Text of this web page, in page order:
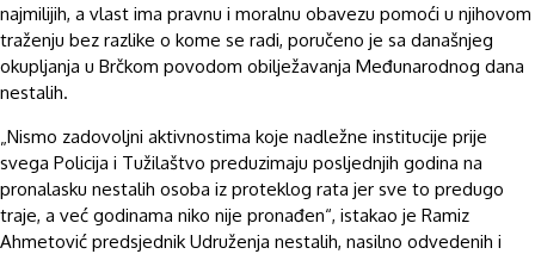
najmilijih, a vlast ima pravnu i moralnu obavezu pomoći u njihovom
traženju bez razlike o kome se radi, poručeno je sa današnjeg
okupljanja u Brčkom povodom obilježavanja Međunarodnog dana
nestalih.
„Nismo zadovoljni aktivnostima koje nadležne institucije prije
svega Policija i Tužilaštvo preduzimaju posljednjih godina na
pronalasku nestalih osoba iz proteklog rata jer sve to predugo
traje, a već godinama niko nije pronađen“, istakao je Ramiz
Ahmetović predsjednik Udruženja nestalih, nasilno odvedenih i